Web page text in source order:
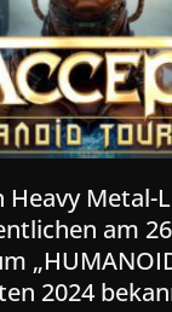
Heavy Metal-
am
2024